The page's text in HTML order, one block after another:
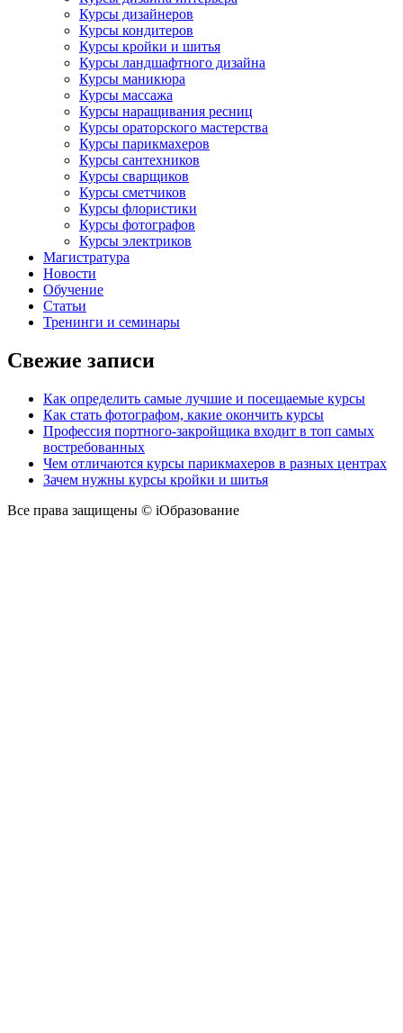
Курсы дизайнеров
Курсы кондитеров
Курсы кройки и шитья
Курсы ландшафтного дизайна
Курсы маникюра
Курсы массажа
Курсы наращивания ресниц
Курсы ораторского мастерства
Курсы парикмахеров
Курсы сантехников
Курсы сварщиков
Курсы сметчиков
Курсы флористики
Курсы фотографов
Курсы электриков
Магистратура
Новости
Обучение
Статьи
Тренинги и семинары
Свежие записи
Как определить самые лучшие и посещаемые курсы
Как стать фотографом, какие окончить курсы
Профессия портного-закройщика входит в топ самых
востребованных
Чем отличаются курсы парикмахеров в разных центрах
Зачем нужны курсы кройки и шитья
Все права защищены © iОбразование